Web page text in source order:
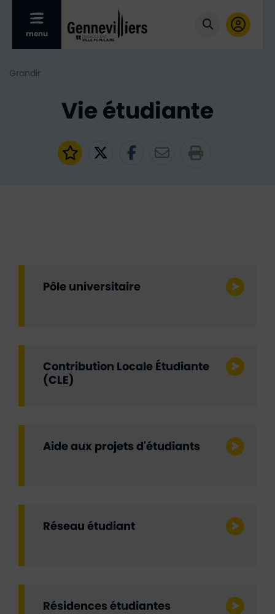
Afficher le menu mobile
menu Cliquer
Grandir
Vie étudiante
Ajouter aux favoris
Partager sur Twitter
Partager sur
Partager par
Pôle universitaire
Contribution Locale Étudiante
(CLE)
Aide aux projets d'étudiants
Réseau étudiant
Résidences étudiantes